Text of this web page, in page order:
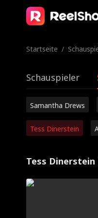
Startseite /
Schauspieler
Samantha Drews
Tess Dinerstein
Tess Dinerstein